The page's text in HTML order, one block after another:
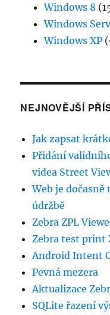
Windows 8
Windows
Windows XP
NEJNOVĚJŠÍ
Jak zapsat
Přidání
videa Street
Web je
údržbě
Zebra ZPL
Zebra test print
Android Intent
Pevná mezera
Aktualizace
SQLite řazení